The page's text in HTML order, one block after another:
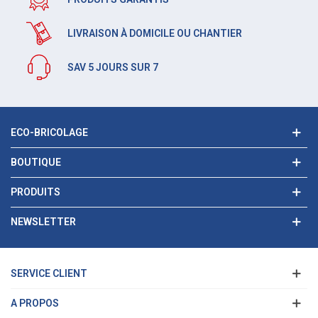
LIVRAISON À DOMICILE OU CHANTIER
SAV 5 JOURS SUR 7
ECO-BRICOLAGE
BOUTIQUE
PRODUITS
NEWSLETTER
SERVICE CLIENT
A PROPOS